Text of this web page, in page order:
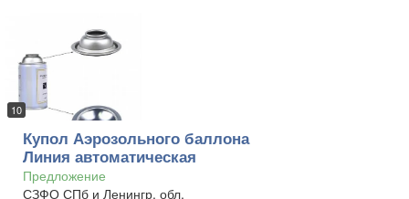
10
Купол Аэрозольного баллона
Линия автоматическая
Предложение
СЗФО СПб и Ленингр. обл.